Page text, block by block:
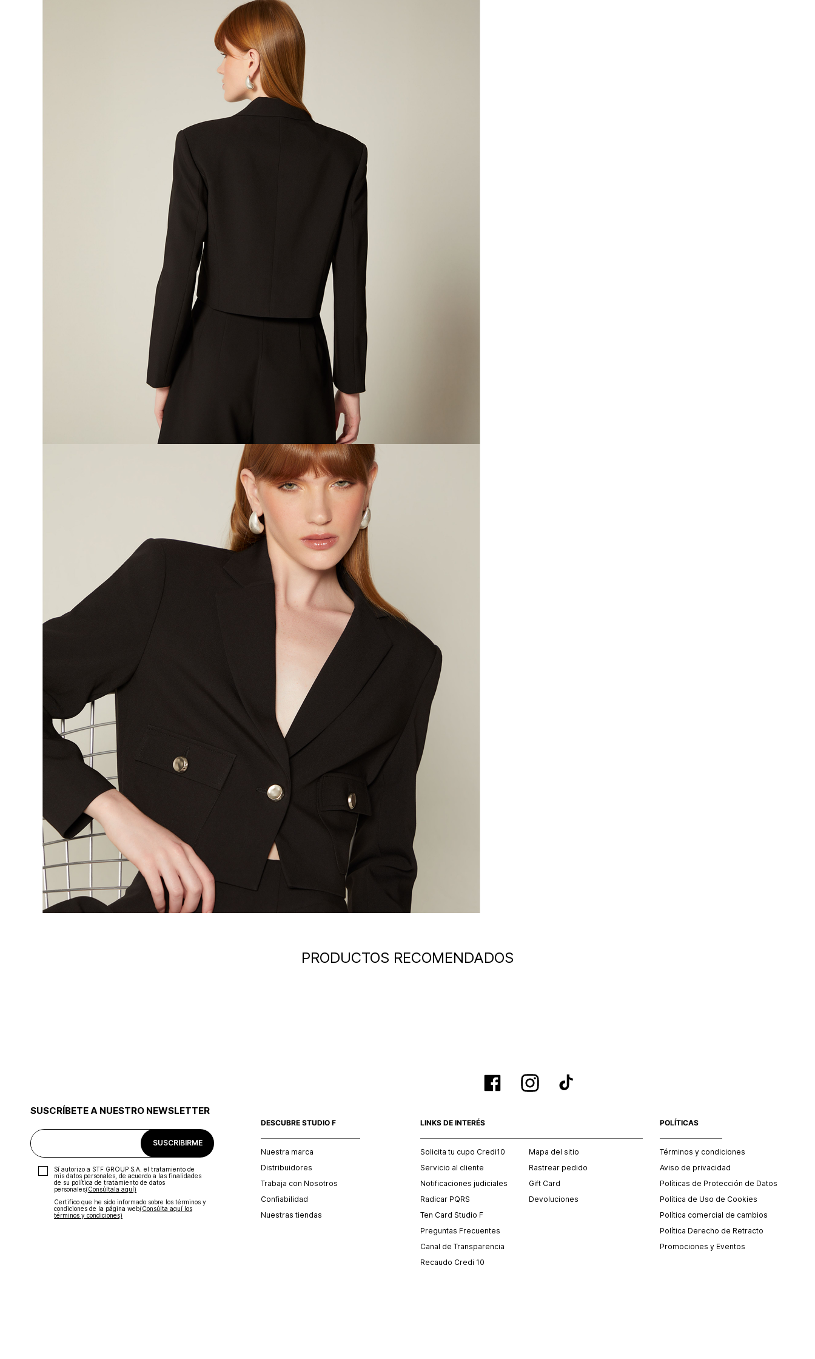
PRODUCTOS RECOMENDADOS
SUSCRÍBETE A NUESTRO NEWSLETTER
SUSCRIBIRME
Sí autorizo a STF GROUP S.A. el tratamiento de
mis datos personales, de acuerdo a las finalidades
de su política de tratamiento de datos
personales‎(Consúltala aquí)
Certifico que he sido informado sobre los términos y
condiciones de la página web‎(Consúlta aquí los
términos y condiciones)
DESCUBRE STUDIO F
Nuestra marca
Distribuidores
Trabaja con Nosotros
Confiabilidad
Nuestras tiendas
LINKS DE INTERÉS
Solicita tu cupo Credi10
Servicio al cliente
Notificaciones judiciales
Radicar PQRS
Ten Card Studio F
Preguntas Frecuentes
Canal de Transparencia
Recaudo Credi 10
Mapa del sitio
Rastrear pedido
Gift Card
Devoluciones
POLÍTICAS
Términos y condiciones
Aviso de privacidad
Políticas de Protección de Datos
Política de Uso de Cookies
Política comercial de cambios
Política Derecho de Retracto
Promociones y Eventos